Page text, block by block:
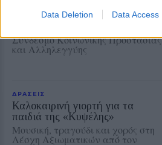
Data Deletion Data Access
ανθρώπους που έχουν ανάγκη
Νέα συνεργασία της
Σύνδεσμο Κοινωνικής Προστασίας
και Αλληλεγγύης
ΔΡΑΣΕΙΣ
Καλοκαιρινή γιορτή για τα
παιδιά της «Κυψέλης»
Μουσική, τραγούδι και χορός στη
Λέσχη Αξιωματικών από τον